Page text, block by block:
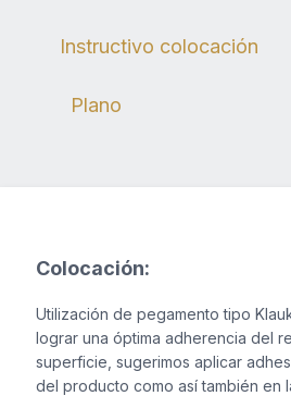
Instructivo colocación
Plano
Colocación:
Utilización de pegamento tipo
lograr una óptima adherencia del
superficie, sugerimos aplicar
del producto como así también en